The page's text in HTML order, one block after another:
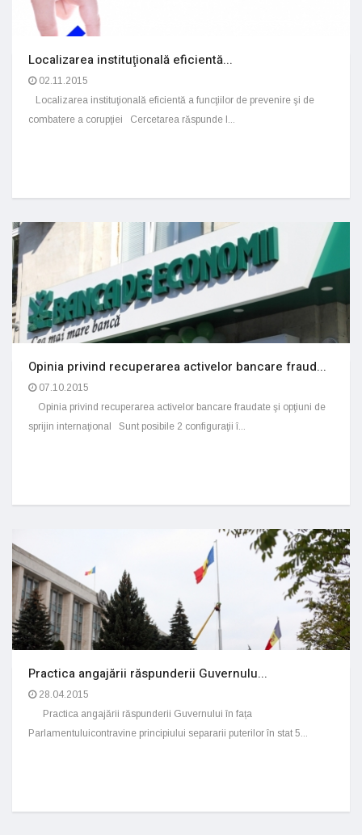
Localizarea instituţională eficientă...
02.11.2015
Localizarea instituţională eficientă a funcţiilor de prevenire şi de
combatere a corupţiei Cercetarea răspunde l...
Opinia privind recuperarea activelor bancare fraud...
07.10.2015
Opinia privind recuperarea activelor bancare fraudate şi opţiuni de
sprijin internaţional Sunt posibile 2 configuraţii î...
Practica angajării răspunderii Guvernulu...
28.04.2015
Practica angajării răspunderii Guvernului în fața
Parlamentuluicontravine principiului separarii puterilor în stat 5...